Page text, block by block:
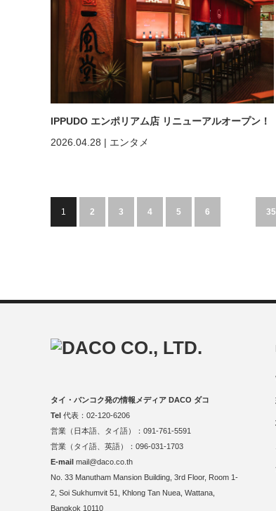
IPPUDO エンポリアム店 リニューアルオープン！
2026.04.28 | エンタメ
1 2 3 4 5 6
タイ・バンコク発の情報メディア DACO ダコ
Tel 代表：02-120-6206
営業（日本語、タイ語）：091-761-5591
営業（タイ語、英語）：096-031-1703
E-mail mail@daco.co.th
No. 33 Manutham Mansion Building, 3rd Floor, Room 1-
2, Soi Sukhumvit 51, Khlong Tan Nuea, Wattana,
Bangkok 10110